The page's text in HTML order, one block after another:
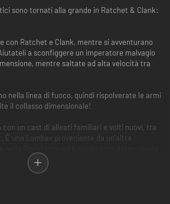
sono tornati alla grande in Ratchet & Clank:
con Ratchet e Clank, mentre si avventurano
a sconfiggere un imperatore malvagio
mentre saltate ad alta velocità tra
nella linea di fuoco, quindi rispolverate le armi
il collasso dimensionale!
con un cast di alleati familiari e volti nuovi, tra
È una Lombax proveniente da un'altra
wireless DualSense
interdimensionale. Sviluppato